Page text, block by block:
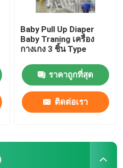
Baby Pull Up Diaper
Baby Traning เครื่อง
กางเกง 3 ชิ้น Type
ราคาถูกที่สุด
ติดต่อเรา